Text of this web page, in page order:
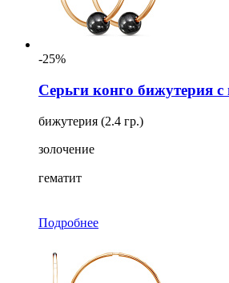
-25%
Серьги конго бижутерия с
бижутерия (2.4 гр.)
золочение
гематит
Подробнее